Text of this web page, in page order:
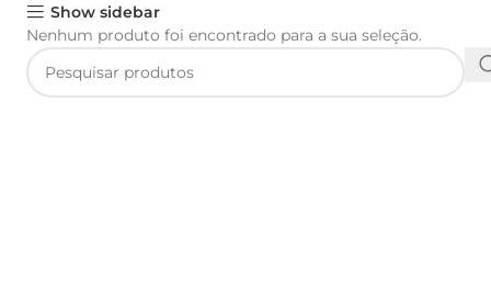
Show sidebar
Nenhum produto foi encontrado para a sua seleção.